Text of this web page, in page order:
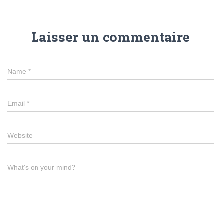
Laisser un commentaire
Name *
Email *
Website
What's on your mind?